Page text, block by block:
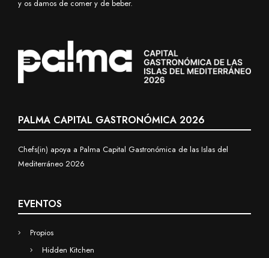
y os damos de comer y de beber.
PALMA CAPITAL GASTRONÓMICA 2026
Chefs(in) apoya a Palma Capital Gastronómica de las Islas del
Mediterráneo 2026
EVENTOS
Propios
Hidden Kitchen